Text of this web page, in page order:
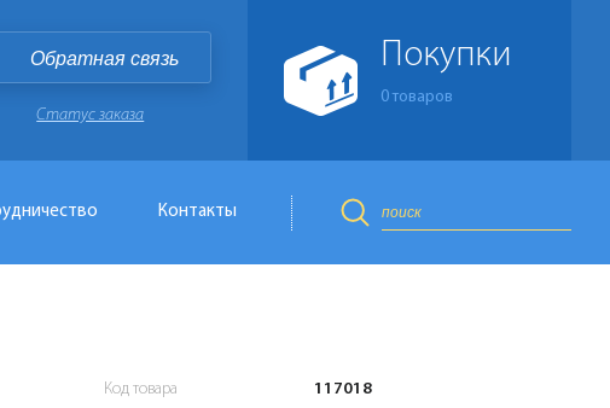
Обратная связь
Статус заказа
Покупки
0 товаров
Контакты
Код товара
117018